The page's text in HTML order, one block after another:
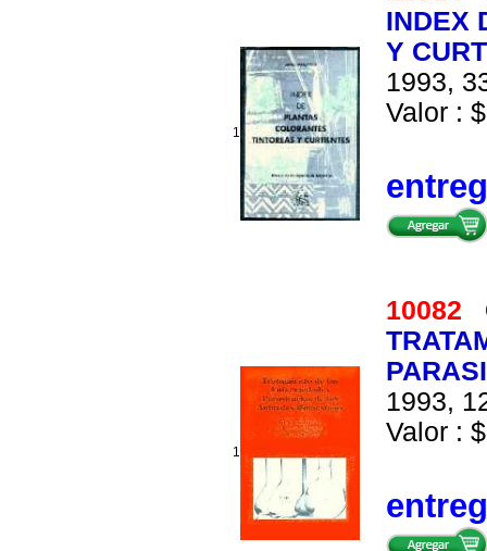
1
INDEX
Y
1993,
Valor :
1
10082
1993,
Valor :